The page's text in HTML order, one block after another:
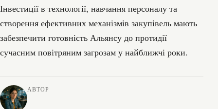
Інвестиції в технології, навчання персоналу та
створення ефективних механізмів закупівель мають
забезпечити готовність Альянсу до протидії
сучасним повітряним загрозам у найближчі роки.
АВТОР